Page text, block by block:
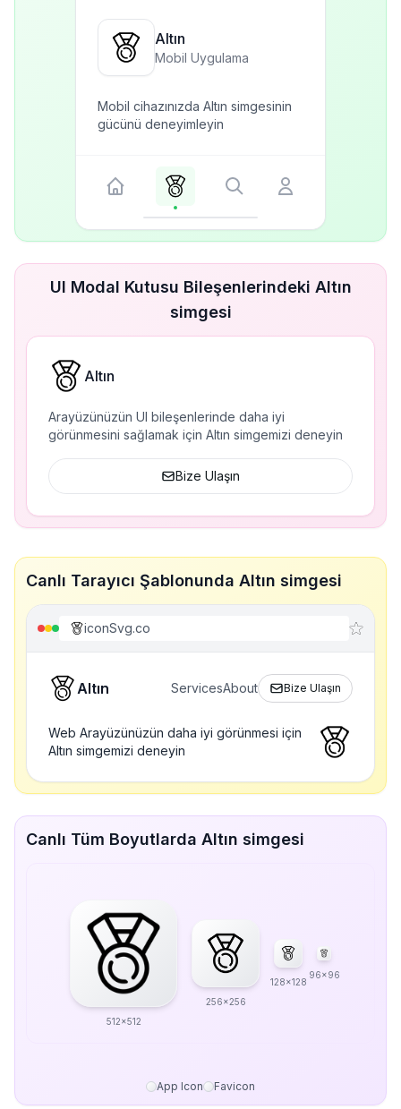
Altın
Mobil Uygulama
Mobil cihazınızda Altın simgesinin
gücünü deneyimleyin
UI Modal Kutusu Bileşenlerindeki Altın
simgesi
Altın
Arayüzünüzün UI bileşenlerinde daha iyi
görünmesini sağlamak için Altın simgemizi deneyin
Bize Ulaşın
Canlı Tarayıcı Şablonunda Altın simgesi
iconSvg.co
Altın ServicesAbout Bize Ulaşın
Web Arayüzünüzün daha iyi görünmesi için
Altın simgemizi deneyin
Canlı Tüm Boyutlarda Altın simgesi
512x512
256x256
128x128
96x96
App Icon Favicon